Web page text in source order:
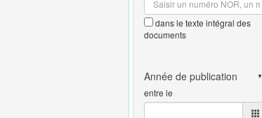
dans le texte intégral des
documents
entre le